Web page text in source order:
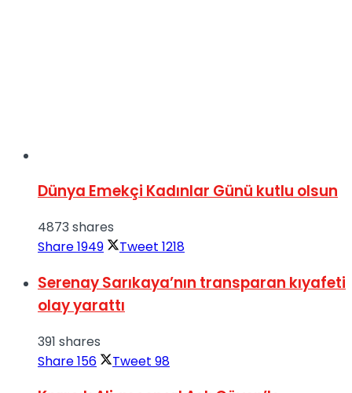
Dünya Emekçi Kadınlar Günü kutlu olsun
4873 shares
Share1949 Tweet 1218
Serenay Sarıkaya’nın transparan kıyafeti
olay yarattı
391 shares
Share156 Tweet 98